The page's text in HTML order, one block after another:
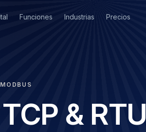
Funciones Industrias Precios
MODBUS
& RTU